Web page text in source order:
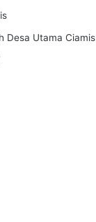
Desa Utama Ciamis